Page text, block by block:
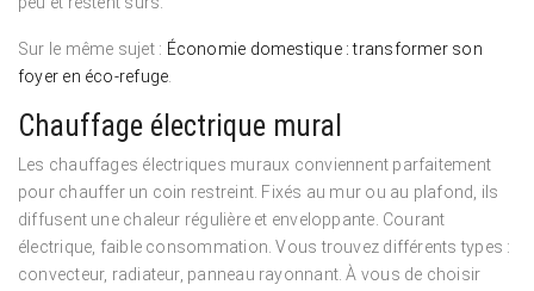
Sur le même sujet : Économie domestique : transformer son
foyer en éco-refuge
Chauffage électrique mural
Les chauffages électriques muraux conviennent parfaitement
pour chauffer un coin restreint. Fixés au mur ou au plafond, ils
diffusent une chaleur régulière et enveloppante. Courant
électrique, faible consommation. Vous trouvez différents types :
convecteur, radiateur, panneau rayonnant. À vous de choisir